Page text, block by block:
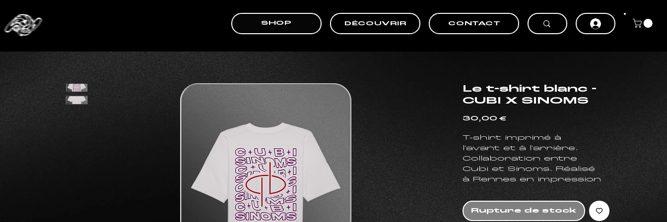
SHOP DÉCOUVRIR CONTACT
Le t-shirt blanc -
CUBI X SINOMS
30,00 €
T-shirt imprimé à
l'avant et à l'arrière.
Collaboration entre
Cubi et Sinoms. Réalisé
à Rennes en impression
numérique (DTG), avec
un visuel centré à
l'avant, et un grand
Rupture de stock